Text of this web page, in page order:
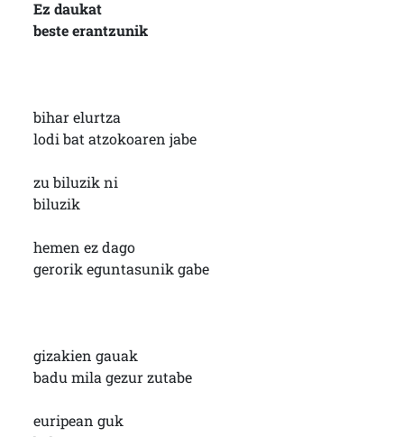
Ez daukat
beste erantzunik
bihar elurtza
lodi bat atzokoaren jabe
zu biluzik ni
biluzik
hemen ez dago
gerorik eguntasunik gabe
gizakien gauak
badu mila gezur zutabe
euripean guk